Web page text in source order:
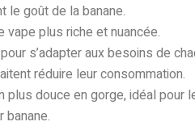
le goût de la banane.
plus riche et nuancée.
s’adapter aux besoins de
réduire leur consommation.
douce en gorge, idéal pour